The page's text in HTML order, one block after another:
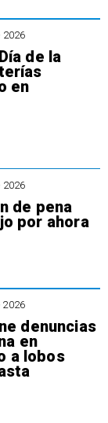
2026
de la
en
2026
de pena
por ahora
2026
denuncias
en
a lobos